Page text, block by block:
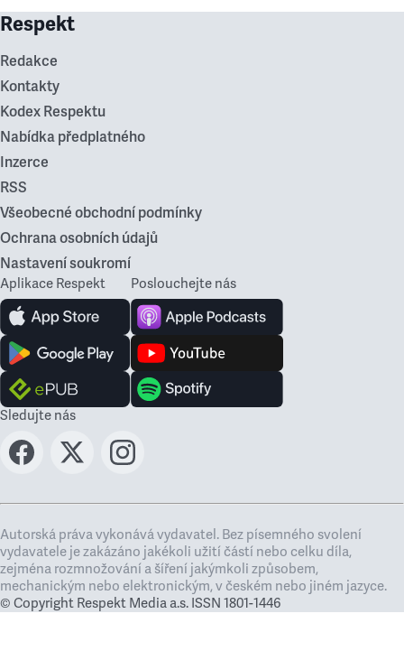
Respekt
Redakce
Kontakty
Kodex Respektu
Nabídka předplatného
Inzerce
RSS
Všeobecné obchodní podmínky
Ochrana osobních údajů
Nastavení soukromí
Aplikace Respekt Poslouchejte nás
Sledujte nás
Autorská práva vykonává vydavatel. Bez písemného svolení
vydavatele je zakázáno jakékoli užití částí nebo celku díla,
zejména rozmnožování a šíření jakýmkoli způsobem,
mechanickým nebo elektronickým, v českém nebo jiném jazyce.
© Copyright Respekt Media a.s. ISSN 1801-1446